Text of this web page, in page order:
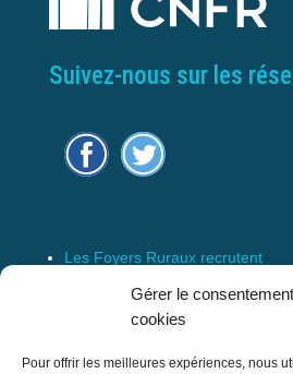
Gérer le
cookies
Pour offrir les meilleures expériences, nous
Suivez-nous sur les
Les Foyers Ruraux recrutent
Connexion
Espace Membre